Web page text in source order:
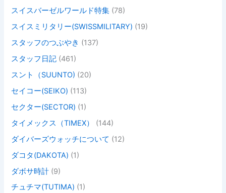
スイスバーゼルワールド特集 (78)
スイスミリタリー(SWISSMILITARY) (19)
スタッフのつぶやき (137)
スタッフ日記 (461)
スント（SUUNTO) (20)
セイコー(SEIKO) (113)
セクター(SECTOR) (1)
タイメックス（TIMEX）
(144)
ダイバーズウォッチについて (12)
ダコタ(DAKOTA) (1)
ダボサ時計 (9)
チュチマ(TUTIMA) (1)